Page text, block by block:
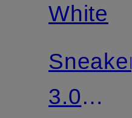
White
Sneaker
3.0